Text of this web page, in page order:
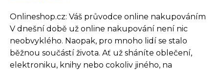
Onlineshop.cz: Váš průvodce online nakupováním
V dnešní době už online nakupování není nic
neobvyklého. Naopak, pro mnoho lidí se stalo
běžnou součástí života. Ať už sháníte oblečení,
elektroniku, knihy nebo cokoliv jiného, na